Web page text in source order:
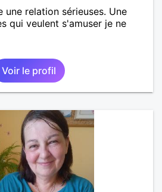
une relation sérieuses. Une
qui veulent s'amuser je ne
Voir le profil